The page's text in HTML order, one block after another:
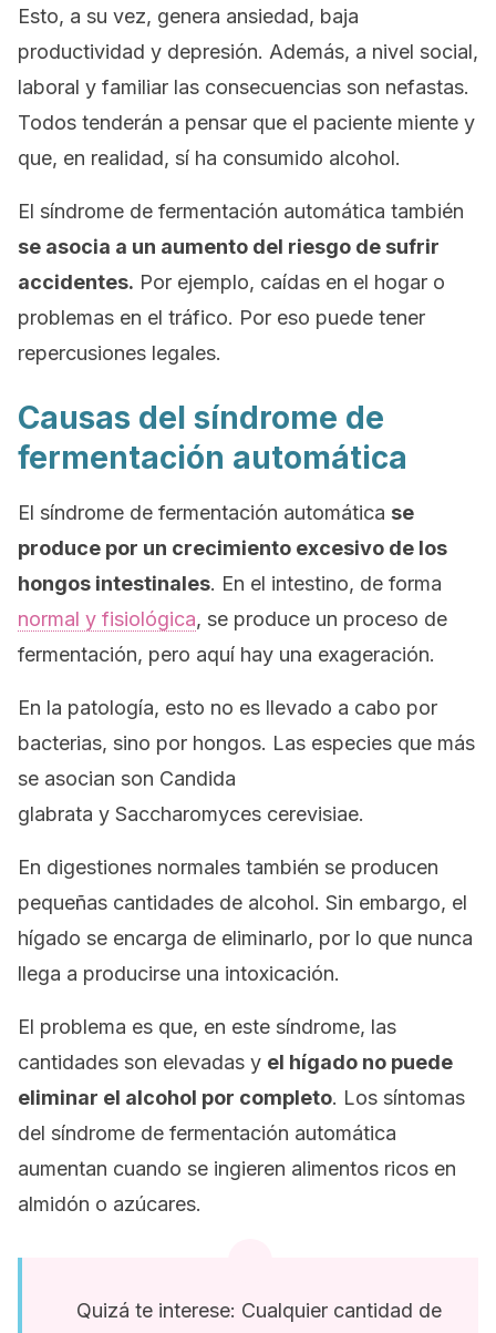
Esto, a su vez, genera ansiedad, baja
productividad y depresión. Además, a nivel social,
laboral y familiar las consecuencias son nefastas.
Todos tenderán a pensar que el paciente miente y
que, en realidad, sí ha consumido alcohol.
El síndrome de fermentación automática también
se asocia a un aumento del riesgo de sufrir
accidentes. Por ejemplo, caídas en el hogar o
problemas en el tráfico. Por eso puede tener
repercusiones legales.
Causas del síndrome de
fermentación automática
El síndrome de fermentación automática se
produce por un crecimiento excesivo de los
hongos intestinales. En el intestino, de forma
normal y fisiológica, se produce un proceso de
fermentación, pero aquí hay una exageración.
En la patología, esto no es llevado a cabo por
bacterias, sino por hongos. Las especies que más
se asocian son Candida
glabrata y Saccharomyces cerevisiae.
En digestiones normales también se producen
pequeñas cantidades de alcohol. Sin embargo, el
hígado se encarga de eliminarlo, por lo que nunca
llega a producirse una intoxicación.
El problema es que, en este síndrome, las
cantidades son elevadas y el hígado no puede
eliminar el alcohol por completo. Los síntomas
del síndrome de fermentación automática
aumentan cuando se ingieren alimentos ricos en
almidón o azúcares.
Quizá te interese: Cualquier cantidad de